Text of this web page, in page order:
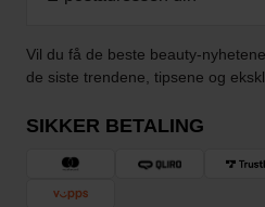
Vil du få de beste beauty-
de siste trendene, tipsene og
SIKKER BETALING